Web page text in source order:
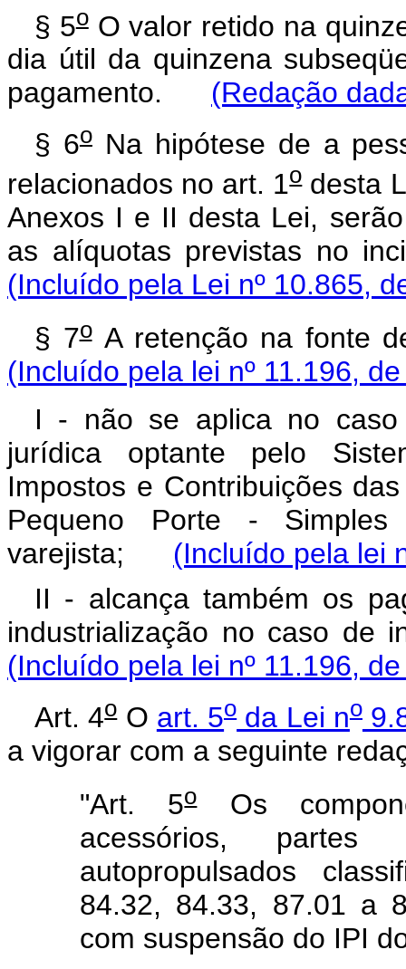
§ 5oO valor retido na
dia útil da quinzena
pagamento. (Redação
§ 6oNa hipótese de a
relacionados no art. 1odesta
Anexos I e II desta Lei,
as alíquotas previstas no
(Incluído pela Lei nº 10.865,
§ 7o A retenção na fonte
(Incluído pela lei nº 11.196,
I - não se aplica no caso
jurídica optante pelo
Impostos e Contribuições
Pequeno Porte -
varejista; (Incluído pela lei
II - alcança também os
industrialização no caso
(Incluído pela lei nº 11.196,
Art. 4oO art. 5oda Lei no
a vigorar com a seguinte
"Art. 5oOs
acessórios,
autopropulsados
84.32, 84.33, 87.01 a
com suspensão do IPI